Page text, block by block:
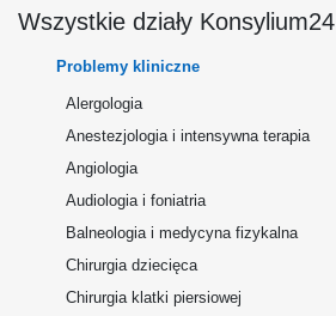
Wszystkie działy Konsylium24
Problemy kliniczne
Alergologia
Anestezjologia i intensywna terapia
Angiologia
Audiologia i foniatria
Balneologia i medycyna fizykalna
Chirurgia dziecięca
Chirurgia klatki piersiowej